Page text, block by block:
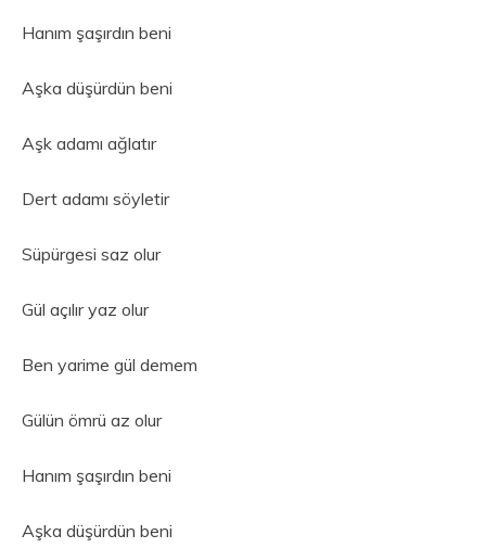
Hanım şaşırdın beni
Aşka düşürdün beni
Aşk adamı ağlatır
Dert adamı söyletir
Süpürgesi saz olur
Gül açılır yaz olur
Ben yarime gül demem
Gülün ömrü az olur
Hanım şaşırdın beni
Aşka düşürdün beni